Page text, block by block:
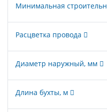
Минимальная
Расцветка провода
Диаметр наружный, мм
Длина бухты, м